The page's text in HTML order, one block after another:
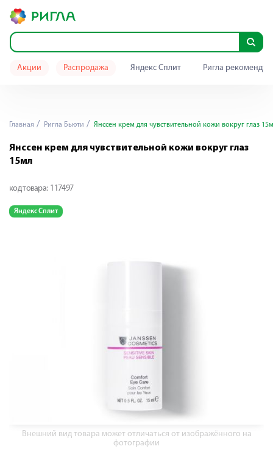
Акции Распродажа Яндекс Сплит Ригла
Главная Ригла Бьюти Янссен крем для чувствительной кожи вокруг глаз
Янссен крем для чувствительной кожи вокруг глаз
15мл
код товара: 117497
Яндекс Сплит
Внешний вид товара может отличаться от изображённого на
фотографии